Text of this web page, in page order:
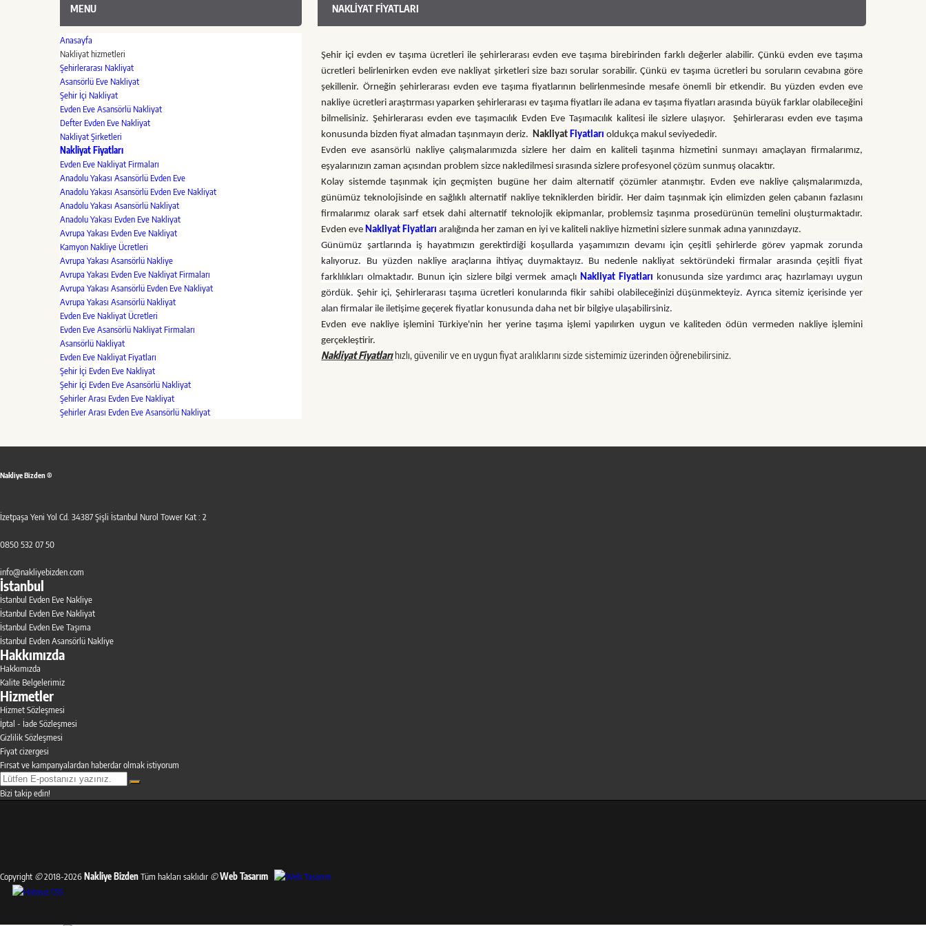
NAKLIYAT FIYATLARI
Şehir içi evden ev taşıma ücretleri ile şehirlerarası evden eve taşıma birebirinden farklı değerler alabilir. Çünkü evden eve taşıma
ücretleri belirlenirken evden eve nakliyat şirketleri size bazı sorular sorabilir. Çünkü ev taşıma ücretleri bu soruların cevabına göre
şekillenir. Örneğin şehirlerarası evden eve taşıma fiyatlarının belirlenmesinde mesafe önemli bir etkendir. Bu yüzden evden eve
nakliye ücretleri araştırması yaparken şehirlerarası ev taşıma fiyatları ile adana ev taşıma fiyatları arasında büyük farklar olabileceğini
bilmelisiniz. Şehirlerarası evden eve taşımacılık Evden Eve Taşımacılık kalitesi ile sizlere ulaşıyor. Şehirlerarası evden eve taşıma
konusunda bizden fiyat almadan taşınmayın deriz. NakliyatFiyatları oldukça makul seviyededir.
Evden eve asansörlü nakliye çalışmalarımızda sizlere her daim en kaliteli taşınma hizmetini sunmayı amaçlayan firmalarımız,
eşyalarınızın zaman açısından problem sizce nakledilmesi sırasında sizlere profesyonel çözüm sunmuş olacaktır.
Kolay sistemde taşınmak için geçmişten bugüne her daim alternatif çözümler atanmıştır. Evden eve nakliye çalışmalarımızda,
günümüz teknolojisinde en sağlıklı alternatif nakliye tekniklerden biridir. Her daim taşınmak için elimizden gelen çabanın fazlasını
firmalarımız olarak sarf etsek dahi alternatif teknolojik ekipmanlar, problemsiz taşınma prosedürünün temelini oluşturmaktadır.
Evden eve Nakliyat Fiyatları aralığında her zaman en iyi ve kaliteli nakliye hizmetini sizlere sunmak adına yanınızdayız.
Günümüz şartlarında iş hayatımızın gerektirdiği koşullarda yaşamımızın devamı için çeşitli şehirlerde görev yapmak zorunda
kalıyoruz. Bu yüzden nakliye araçlarına ihtiyaç duymaktayız. Bu nedenle nakliyat sektöründeki firmalar arasında çeşitli fiyat
farklılıkları olmaktadır. Bunun için sizlere bilgi vermek amaçlı Nakliyat Fiyatları konusunda size yardımcı araç hazırlamayı uygun
gördük. Şehir içi, Şehirlerarası taşıma ücretleri konularında fikir sahibi olabileceğinizi düşünmekteyiz. Ayrıca sitemiz içerisinde yer
alan firmalar ile iletişime geçerek fiyatlar konusunda daha net bir bilgiye ulaşabilirsiniz.
Evden eve nakliye işlemini Türkiye'nin her yerine taşıma işlemi yapılırken uygun ve kaliteden ödün vermeden nakliye işlemini
gerçekleştirir.
Nakliyat Fiyatlarıhızlı, güvenilir ve en uygun fiyat aralıklarını sizde sistemimiz üzerinden öğrenebilirsiniz.
MENU
Anasayfa
Nakliyat hizmetleri
Şehirlerarası Nakliyat
Asansörlü Eve Nakliyat
Şehir İçi Nakliyat
Evden Eve Asansörlü Nakliyat
Defter Evden Eve Nakliyat
Nakliyat Şirketleri
Nakliyat Fiyatları
Evden Eve Nakliyat Firmaları
Anadolu Yakası Asansörlü Evden Eve
Anadolu Yakası Asansörlü Evden Eve Nakliyat
Anadolu Yakası Asansörlü Nakliyat
Anadolu Yakası Evden Eve Nakliyat
Avrupa Yakası Evden Eve Nakliyat
Kamyon Nakliye Ücretleri
Avrupa Yakası Asansörlü Nakliye
Avrupa Yakası Evden Eve Nakliyat Firmaları
Avrupa Yakası Asansörlü Evden Eve Nakliyat
Avrupa Yakası Asansörlü Nakliyat
Evden Eve Nakliyat Ücretleri
Evden Eve Asansörlü Nakliyat Firmaları
Asansörlü Nakliyat
Evden Eve Nakliyat Fiyatları
Şehir İçi Evden Eve Nakliyat
Şehir İçi Evden Eve Asansörlü Nakliyat
Şehirler Arası Evden Eve Nakliyat
Şehirler Arası Evden Eve Asansörlü Nakliyat
Nakliye Bizden ®
İzetpaşa Yeni Yol Cd. 34387 Şişli İstanbul Nurol Tower Kat : 2
0850 532 07 50
info@nakliyebizden.com
İstanbul
İstanbul Evden Eve Nakliye
İstanbul Evden Eve Nakliyat
İstanbul Evden Eve Taşıma
İstanbul Evden Asansörlü Nakliye
Hakkımızda
Hakkımızda
Kalite Belgelerimiz
Hizmetler
Hizmet Sözleşmesi
İptal - İade Sözleşmesi
Gizlilik Sözleşmesi
Fiyat cizergesi
Fırsat ve kampanyalardan haberdar olmak istiyorum
Bizi takip edin!
Copyright ©2018-2026 Nakliye BizdenTüm hakları saklıdır ©Web Tasarım